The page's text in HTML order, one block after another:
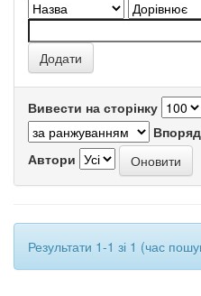
Вивести на сторінку
Автори
Результати 1-1 зі 1 (час